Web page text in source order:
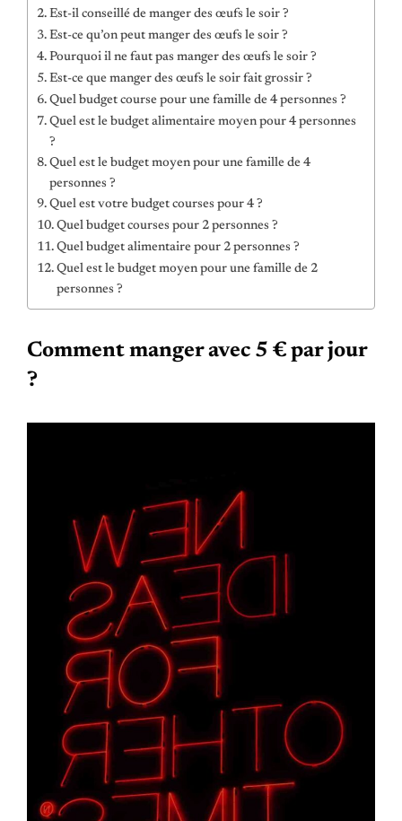
Est-il conseillé de manger des œufs le soir ?
Est-ce qu’on peut manger des œufs le soir ?
Pourquoi il ne faut pas manger des œufs le soir ?
Est-ce que manger des œufs le soir fait grossir ?
Quel budget course pour une famille de 4 personnes ?
Quel est le budget alimentaire moyen pour 4 personnes
?
Quel est le budget moyen pour une famille de 4
personnes ?
Quel est votre budget courses pour 4 ?
Quel budget courses pour 2 personnes ?
Quel budget alimentaire pour 2 personnes ?
Quel est le budget moyen pour une famille de 2
personnes ?
Comment manger avec 5 € par jour
?